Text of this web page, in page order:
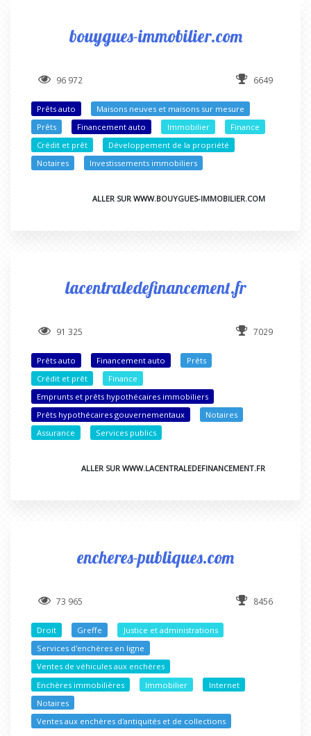
bouygues-immobilier.com
96 972 6649
Prêts auto
Maisons neuves et maisons sur mesure
Prêts
Financement auto Immobilier
Finance
Crédit et prêt
Développement de la propriété
Notaires
Investissements immobiliers
ALLER SUR WWW.BOUYGUES-IMMOBILIER.COM
lacentraledefinancement.fr
91 325 7029
Prêts auto Financement auto
Prêts
Crédit et prêt
Finance
Emprunts et prêts hypothécaires immobiliers
Prêts hypothécaires gouvernementaux
Notaires
Assurance
Services publics
ALLER SUR WWW.LACENTRALEDEFINANCEMENT.FR
encheres-publiques.com
73 965 8456
Droit Greffe
Justice et administrations
Services d'enchères en ligne
Ventes de véhicules aux enchères
Enchères immobilières
Immobilier
Internet
Notaires
Ventes aux enchères d'antiquités et de collections